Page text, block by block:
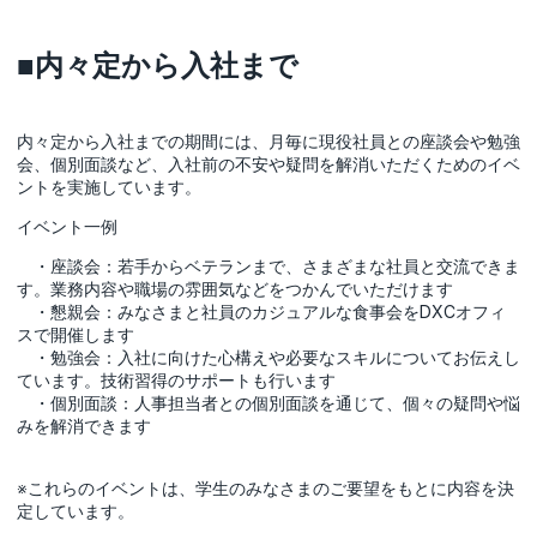
■内々定から入社まで
内々定から入社までの期間には、月毎に現役社員との座談会や勉強
会、個別面談など、入社前の不安や疑問を解消いただくためのイベ
ントを実施しています。
イベント一例
・座談会：若手からベテランまで、さまざまな社員と交流できま
す。業務内容や職場の雰囲気などをつかんでいただけます
・懇親会：みなさまと社員のカジュアルな食事会をDXCオフィ
スで開催します
・勉強会：入社に向けた心構えや必要なスキルについてお伝えし
ています。技術習得のサポートも行います
・個別面談：人事担当者との個別面談を通じて、個々の疑問や悩
みを解消できます
※これらのイベントは、学生のみなさまのご要望をもとに内容を決
定しています。